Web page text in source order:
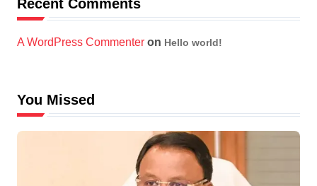
Recent Comments
A WordPress Commenter on Hello world!
You Missed